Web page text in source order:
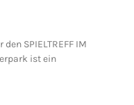
SPIELTREFF IM
ist ein